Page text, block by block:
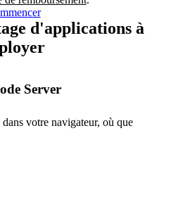
d'applications à
Server
votre navigateur, où que